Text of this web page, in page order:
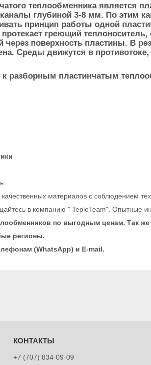
теплообменника является
глубиной 3-8 мм. По этим
принцип работы одной
греющий
поверхность пластины. В
Среды движутся в
разборным пластинчатым
качественных материалов с соблюдением
в компанию " TeploTeam". Опытные
по выгодным ценам. Так
регионы.
(WhatsApp) и Е-mail.
+7 (707) 834-09-09